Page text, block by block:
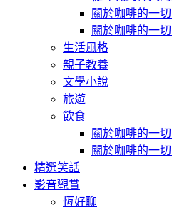
關於咖啡的一
關於咖啡的一
生活風格
親子教養
文學小說
旅遊
飲食
關於咖啡的一
關於咖啡的一
精選笑話
影音觀賞
恆好聊